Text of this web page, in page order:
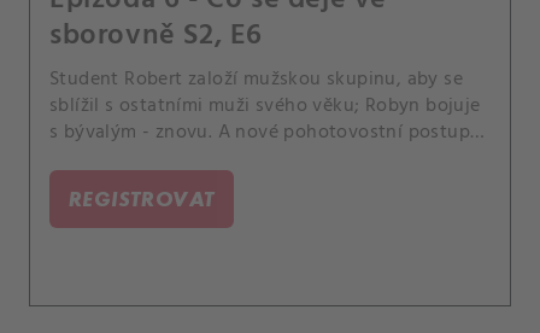
sborovně S2, E6
Student Robert založí mužskou skupinu, aby se
sblížil s ostatními muži svého věku; Robyn bojuje
s bývalým - znovu. A nové pohotovostní postupy
REGISTROVAT